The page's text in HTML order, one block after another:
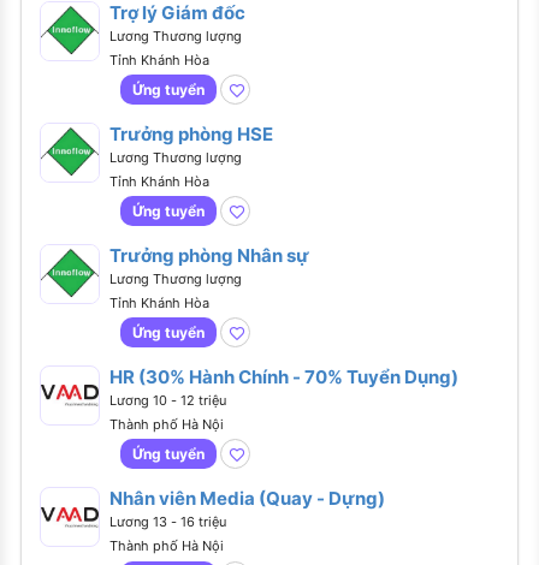
Trợ lý Giám đốc
Lương Thương lượng
Tỉnh Khánh Hòa
Ứng tuyển
Trưởng phòng HSE
Lương Thương lượng
Tỉnh Khánh Hòa
Ứng tuyển
Trưởng phòng Nhân sự
Lương Thương lượng
Tỉnh Khánh Hòa
Ứng tuyển
HR (30% Hành Chính - 70% Tuyển Dụng)
Lương 10 - 12 triệu
Thành phố Hà Nội
Ứng tuyển
Nhân viên Media (Quay - Dựng)
Lương 13 - 16 triệu
Thành phố Hà Nội